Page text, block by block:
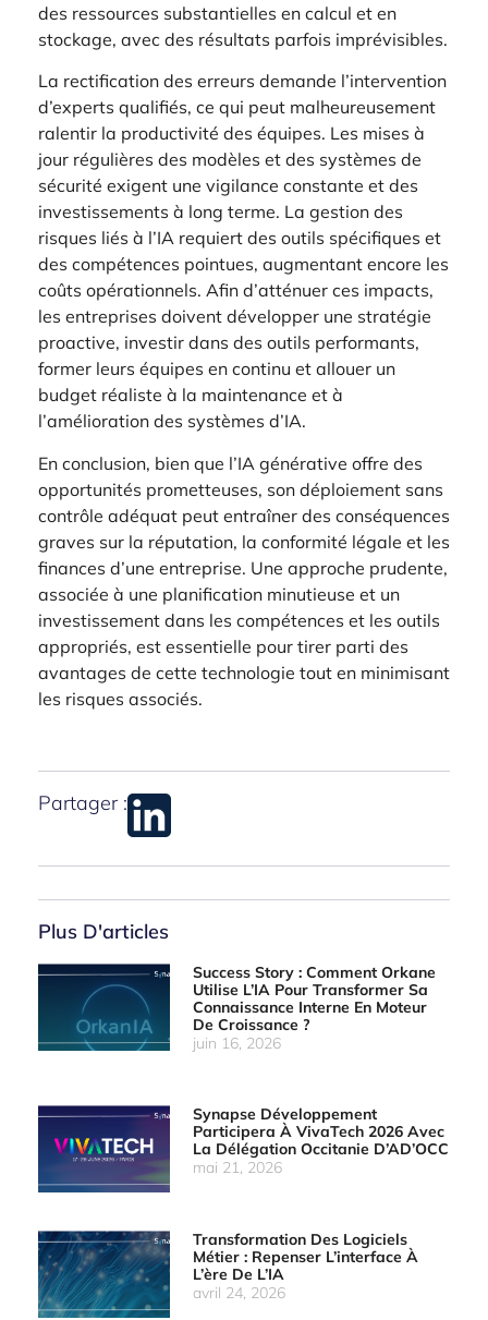
des ressources substantielles en calcul et en
stockage, avec des résultats parfois imprévisibles.
La rectification des erreurs demande l’intervention
d’experts qualifiés, ce qui peut malheureusement
ralentir la productivité des équipes. Les mises à
jour régulières des modèles et des systèmes de
sécurité exigent une vigilance constante et des
investissements à long terme. La gestion des
risques liés à l’IA requiert des outils spécifiques et
des compétences pointues, augmentant encore les
coûts opérationnels. Afin d’atténuer ces impacts,
les entreprises doivent développer une stratégie
proactive, investir dans des outils performants,
former leurs équipes en continu et allouer un
budget réaliste à la maintenance et à
l’amélioration des systèmes d’IA.
En conclusion, bien que l’IA générative offre des
opportunités prometteuses, son déploiement sans
contrôle adéquat peut entraîner des conséquences
graves sur la réputation, la conformité légale et les
finances d’une entreprise. Une approche prudente,
associée à une planification minutieuse et un
investissement dans les compétences et les outils
appropriés, est essentielle pour tirer parti des
avantages de cette technologie tout en minimisant
les risques associés.
Partager :
Plus D'articles
Success Story : Comment Orkane
Utilise L’IA Pour Transformer Sa
Connaissance Interne En Moteur
De Croissance ?
juin 16, 2026
Synapse Développement
Participera À VivaTech 2026 Avec
La Délégation Occitanie D’AD’OCC
mai 21, 2026
Transformation Des Logiciels
Métier : Repenser L’interface À
L’ère De L’IA
avril 24, 2026